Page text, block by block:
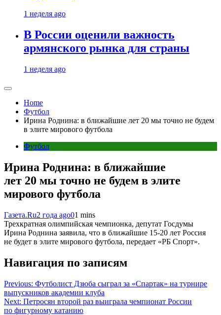
1 неделя ago
В России оценили важность
армянского рынка для страны
1 неделя ago
Home
Футбол
Ирина Роднина: в ближайшие лет 20 мы точно не будем
в элите мирового футбола
Футбол
Ирина Роднина: в ближайшие
лет 20 мы точно не будем в элите
мирового футбола
Газета.Ru2 года ago01 mins
Трехкратная олимпийская чемпионка, депутат Госдумы
Ирина Роднина заявила, что в ближайшие 15-20 лет Россия
не будет в элите мирового футбола, передает «РБ Спорт».
Навигация по записям
Previous: Футболист Дзюба сыграл за «Спартак» на турнире
выпускников академии клуба
Next: Петросян второй раз выиграла чемпионат России
по фигурному катанию